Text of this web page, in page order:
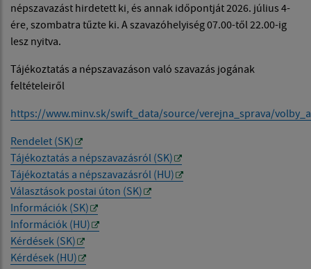
népszavazást hirdetett ki, és annak időpontját 2026. július 4-
ére, szombatra tűzte ki. A szavazóhelyiség 07.00-től 22.00-ig
lesz nyitva.
Tájékoztatás a népszavazáson való szavazás jogának
feltételeiről
https://www.minv.sk/swift_data/source/verejna_sprava/
Rendelet (SK)
Tájékoztatás a népszavazásról (SK)
Tájékoztatás a népszavazásról (HU)
Választások postai úton (SK)
Információk (SK)
Információk (HU)
Kérdések (SK)
Kérdések (HU)